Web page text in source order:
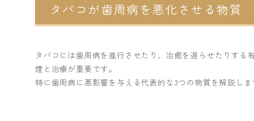
タバコが歯周病を悪化させる物質
タバコには歯周病を進行させたり、治癒を遅らせたりす
煙と治療が重要です。
特に歯周病に悪影響を与える代表的な3つの物質を解説しま